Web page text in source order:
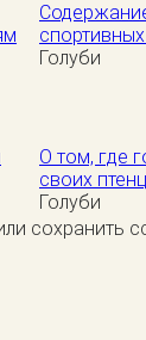
Голуби
О том, где
своих
Голуби
сохранить